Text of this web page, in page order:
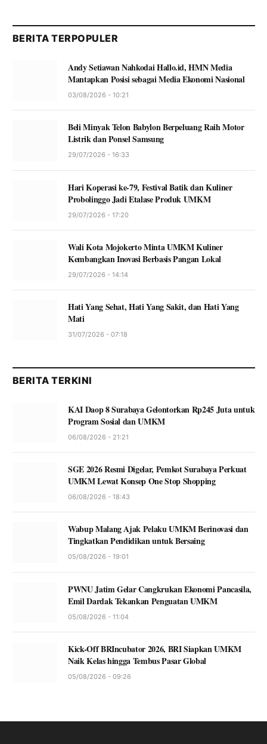
BERITA TERPOPULER
Andy Setiawan Nahkodai Hallo.id, HMN Media
Mantapkan Posisi sebagai Media Ekonomi Nasional
03/08/2026 - 10:21
Beli Minyak Telon Babylon Berpeluang Raih Motor
Listrik dan Ponsel Samsung
29/07/2026 - 16:33
Hari Koperasi ke-79, Festival Batik dan Kuliner
Probolinggo Jadi Etalase Produk UMKM
29/07/2026 - 17:20
Wali Kota Mojokerto Minta UMKM Kuliner
Kembangkan Inovasi Berbasis Pangan Lokal
29/07/2026 - 14:14
Hati Yang Sehat, Hati Yang Sakit, dan Hati Yang
Mati
31/07/2026 - 07:18
BERITA TERKINI
KAI Daop 8 Surabaya Gelontorkan Rp245 Juta untuk
Program Sosial dan UMKM
06/08/2026 - 21:21
SGE 2026 Resmi Digelar, Pemkot Surabaya Perkuat
UMKM Lewat Konsep One Stop Shopping
06/08/2026 - 18:43
Wabup Malang Ajak Pelaku UMKM Berinovasi dan
Tingkatkan Pendidikan untuk Bersaing
05/08/2026 - 19:01
PWNU Jatim Gelar Cangkrukan Ekonomi Pancasila,
Emil Dardak Tekankan Penguatan UMKM
05/08/2026 - 11:04
Kick-Off BRIncubator 2026, BRI Siapkan UMKM
Naik Kelas hingga Tembus Pasar Global
05/08/2026 - 09:26